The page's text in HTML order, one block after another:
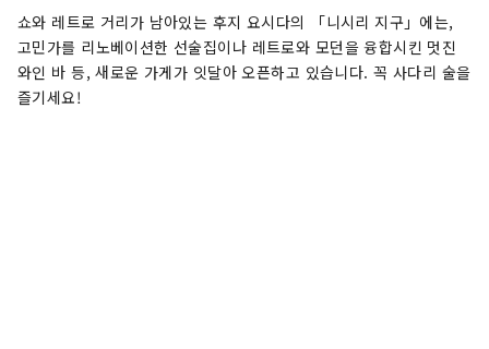
쇼와 레트로 거리가 남아있는 후지 요시다의 「니시리 지구」에는,
고민가를 리노베이션한 선술집이나 레트로와 모던을 융합시킨 멋진
와인 바 등, 새로운 가게가 잇달아 오픈하고 있습니다. 꼭 사다리 술을
즐기세요!